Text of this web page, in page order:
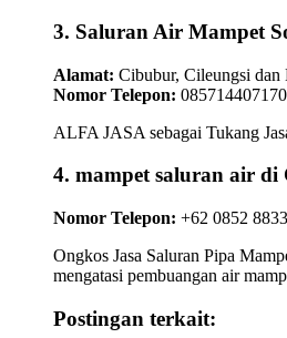
3. Saluran Air Mampet
Alamat: Cibubur, Cileungsi dan
Nomor Telepon: 085714407170
ALFA JASA sebagai Tukang
4. mampet saluran air
Nomor Telepon: +62 0852
Ongkos Jasa Saluran Pipa
mengatasi pembuangan air
Postingan terkait: